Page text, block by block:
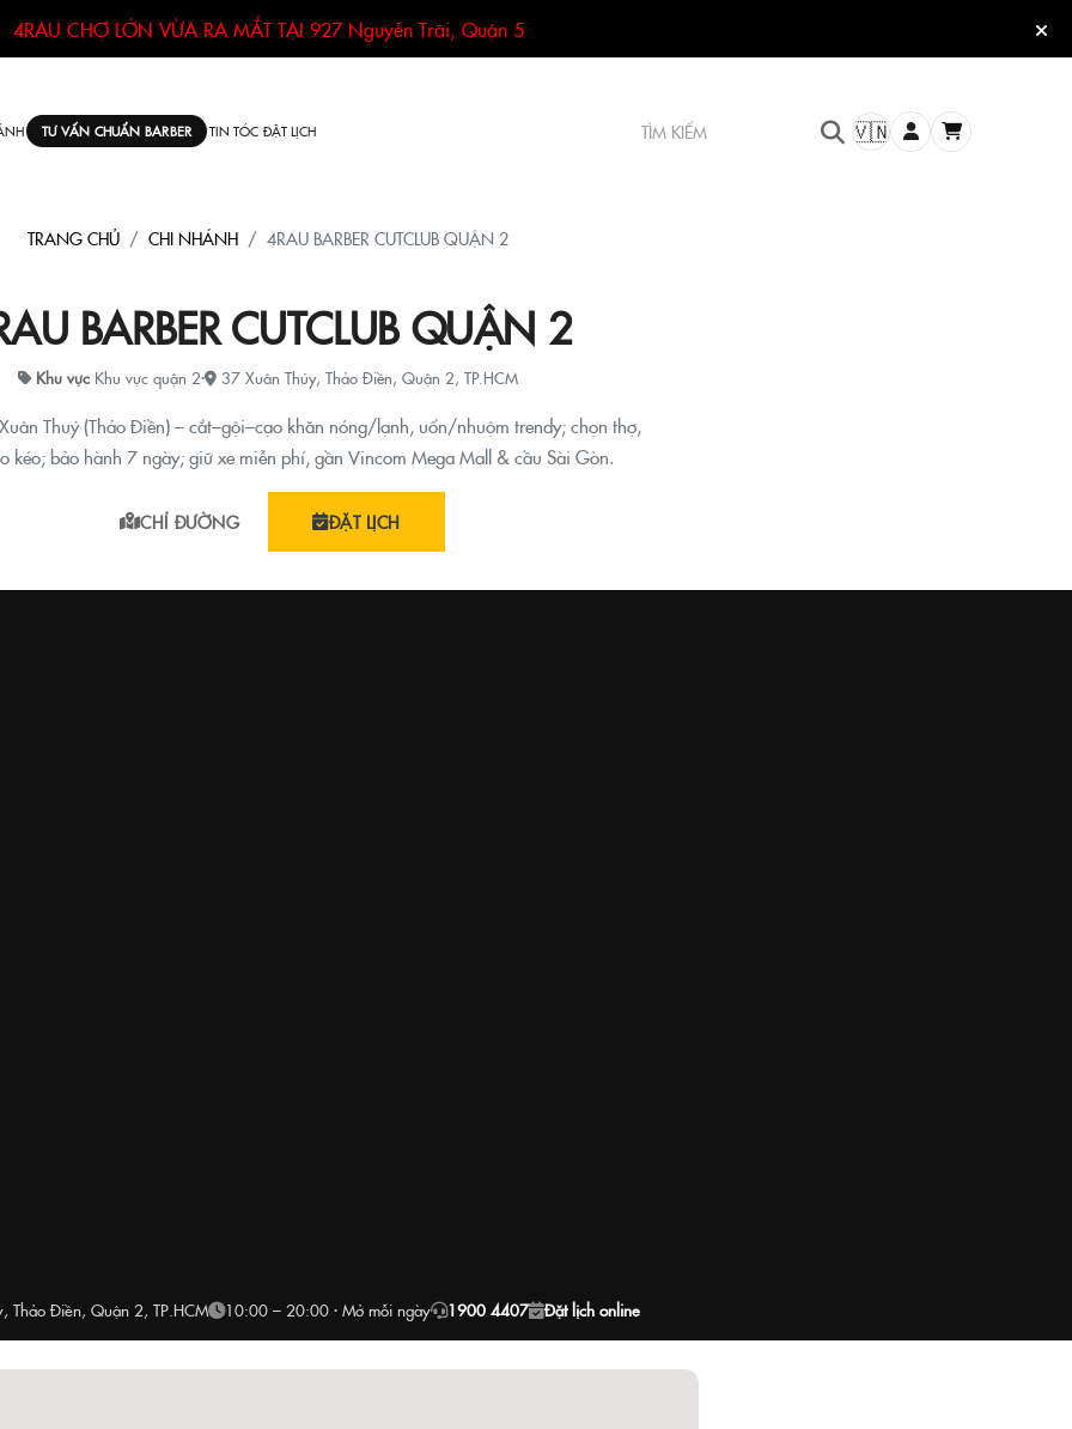
4RAU CHỢ LỚN VỪA RA MẮT TẠI 927 Nguyễn Trãi, Quận 5
TƯ VẤN CHUẨN BARBER TIN TÓC ĐẶT LỊCH 🇻🇳
TRANG CHỦ CHI NHÁNH 4RAU BARBER CUTCLUB QUẬN 2
BARBER CUTCLUB QUẬN 2
Khu vực Khu vực quận 2· 37 Xuân Thủy, Thảo Điền, Quận 2, TP.HCM
Thuỷ (Thảo Điền) – cắt–gội–cạo khăn nóng/lạnh, uốn/nhuộm trendy; chọn thợ,
kéo; bảo hành 7 ngày; giữ xe miễn phí, gần Vincom Mega Mall & cầu Sài Gòn.
CHỈ ĐƯỜNG ĐẶT LỊCH
Thảo Điền, Quận 2, TP.HCM 10:00 – 20:00 · Mở mỗi ngày 1900 4407 Đặt lịch online